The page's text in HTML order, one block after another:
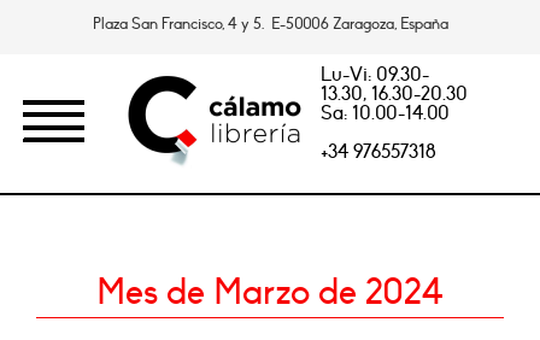
Plaza San Francisco, 4 y 5. E-50006 Zaragoza, España
Lu-Vi: 09.30-
13.30, 16.30-20.30
Sa: 10.00-14.00
+34 976557318
Mes de Marzo de 2024